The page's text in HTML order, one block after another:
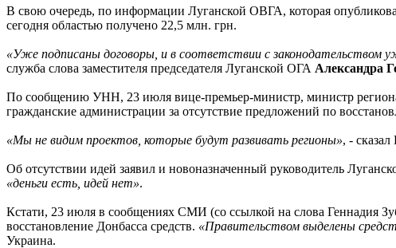
В свою очередь, по информации Луганской ОВГА, которая
сегодня областью получено 22,5 млн. грн.
«Уже подписаны договоры, и в соответствии с законодательством
служба слова заместителя председателя Луганской ОГА Александра
По сообщению УНН, 23 июля вице-премьер-министр, министр
гражданские администрации за отсутствие предложений по
«Мы не видим проектов, которые будут развивать регионы», -
Об отсутствии идей заявил и новоназначенный руководитель
«деньги есть, идей нет».
Кстати, 23 июля в сообщениях СМИ (со ссылкой на слова Геннадия
восстановление Донбасса средств. «Правительством выделены
Украина.